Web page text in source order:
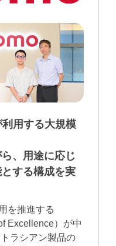
用する大規模
、用途に応じ
する構成を実
を推進する
Excellence）が中
ラシアン製品の